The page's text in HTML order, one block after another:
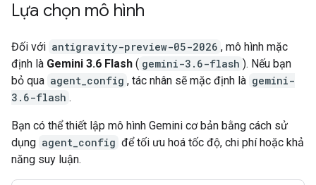
Lựa chọn mô hình
Đối với antigravity-preview-05-2026 , mô hình mặc
định là Gemini 3.6 Flash ( gemini-3.6-flash ). Nếu bạn
bỏ qua agent_config , tác nhân sẽ mặc định là gemini-
3.6-flash .
Bạn có thể thiết lập mô hình Gemini cơ bản bằng cách sử
dụng agent_config để tối ưu hoá tốc độ, chi phí hoặc khả
năng suy luận.